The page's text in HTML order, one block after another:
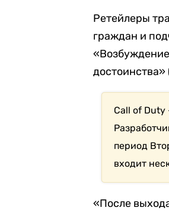
Ретейлеры
граждан и
Call of Duty
период
входит
«После